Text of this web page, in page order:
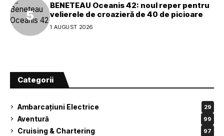
BENETEAU Oceanis 42: noul reper pentru
velierele de croazieră de 40 de picioare
1 AUGUST 2026
Categorii
Ambarcațiuni Electrice 29
Aventură 99
Cruising & Chartering 97